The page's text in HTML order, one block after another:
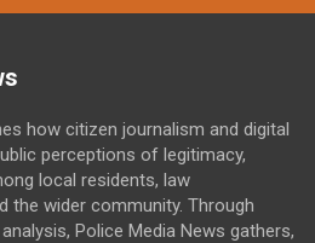
how citizen journalism and digital
perceptions of legitimacy,
local residents, law
the wider community. Through
Police Media News gathers,